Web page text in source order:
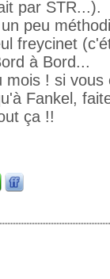
par STR...).
peu
freycinet
à Bord...
! si
Fankel,
ça !!